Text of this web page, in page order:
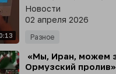
предупреждать о
угрозе
Новости
02 апреля 2026
Разное
«Мы, Иран, можем
Ормузский пролив»